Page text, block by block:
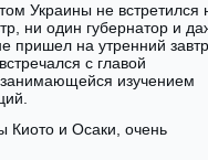
Украины не встретился
ни один губернатор и
пришел на утренний
с главой
изучением
Киото и Осаки, очень